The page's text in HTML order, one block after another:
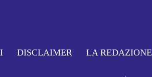
DISCLAIMER LA REDAZIONE